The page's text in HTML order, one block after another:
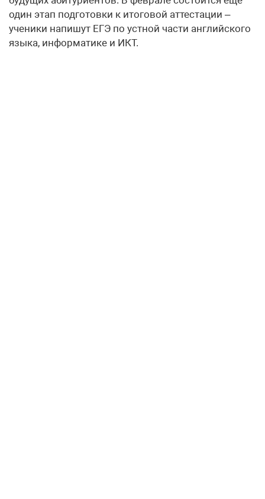
один этап подготовки к итоговой аттестации –
ученики напишут ЕГЭ по устной части английского
языка, информатике и ИКТ.